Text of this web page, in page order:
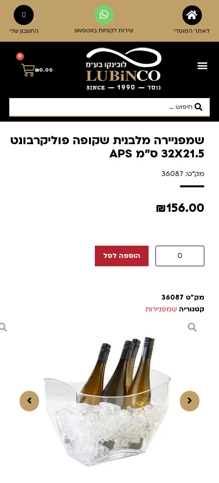
לאתר המוסדי שירות לקוחות בווטסאפ החשבון שלי
₪0.00
0
שמפניירה מלבנית שקופה פוליקרבונט
32X21.5 ס"מ APS
מק"ט: 36087
₪156.00
הוספה לסל
מק"ט 36087
קטגוריה שמפניירות